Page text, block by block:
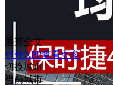
展开全文
打开APP查看更多
切换城市
当前城市